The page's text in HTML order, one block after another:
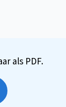
als PDF.